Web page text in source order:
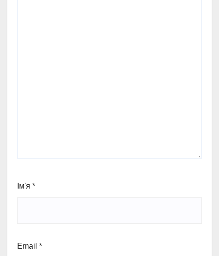
Ім'я *
Email *